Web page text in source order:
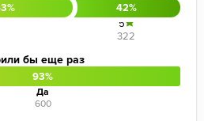
42%
5
322
бы еще раз
93%
Да
600